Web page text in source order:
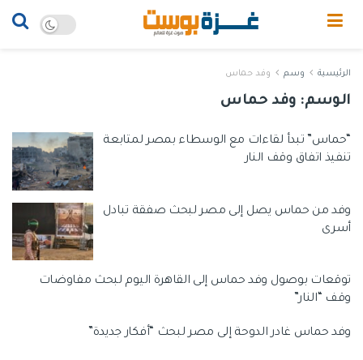
الرئيسية وسم وفد حماس
الوسم: وفد حماس
“حماس” تبدأ لقاءات مع الوسطاء بمصر لمتابعة
تنفيذ اتفاق وقف النار
وفد من حماس يصل إلى مصر لبحث صفقة تبادل
أسرى
‏توقعات بوصول وفد حماس إلى القاهرة اليوم لبحث مفاوضات
وقف “النار”
وفد حماس غادر الدوحة إلى مصر لبحث “أفكار جديدة”